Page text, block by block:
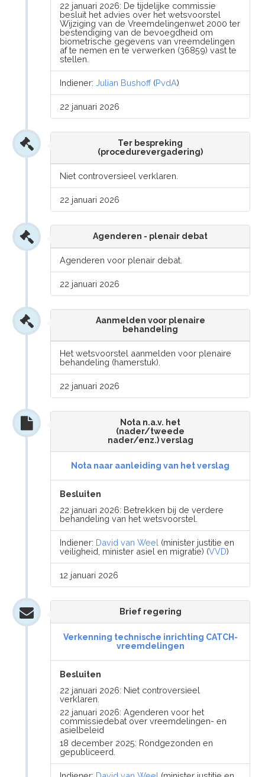
22 januari 2026: De tijdelijke commissie
besluit het advies over het wetsvoorstel
Wijziging van de Vreemdelingenwet 2000 ter
bestendiging van de bevoegdheid om
biometrische gegevens van vreemdelingen
af te nemen en te verwerken (36859) vast te
stellen.
Indiener:Julian Bushoff(PvdA)
22 januari 2026
Ter bespreking
(procedurevergadering)
Niet controversieel verklaren.
22 januari 2026
Agenderen - plenair debat
Agenderen voor plenair debat.
22 januari 2026
Aanmelden voor plenaire
behandeling
Het wetsvoorstel aanmelden voor plenaire
behandeling (hamerstuk).
22 januari 2026
Nota n.a.v. het
(nader/tweede
nader/enz.) verslag
Nota naar aanleiding van het verslag
Besluiten
22 januari 2026: Betrekken bij de verdere
behandeling van het wetsvoorstel.
Indiener: David van Weel (minister justitie en
veiligheid, minister asiel en migratie) (VVD)
12 januari 2026
Brief regering
Verkenning technische inrichting CATCH-
vreemdelingen
Besluiten
22 januari 2026: Niet controversieel
verklaren.
22 januari 2026: Agenderen voor het
commissiedebat over vreemdelingen- en
asielbeleid
18 december 2025: Rondgezonden en
gepubliceerd.